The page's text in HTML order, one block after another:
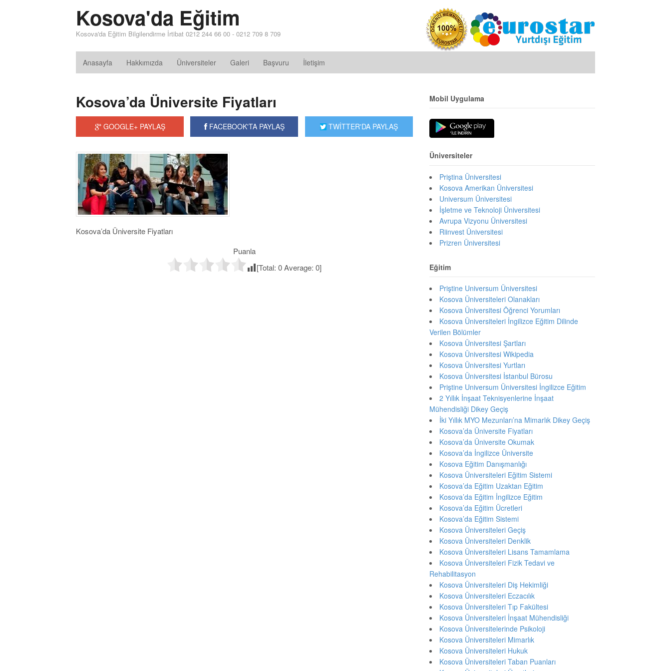
Kosova'da Eğitim
Kosova'da Eğitim Bilgilendirme İrtibat 0212 244 66 00 - 0212 709 8 709
Anasayfa Hakkımızda Üniversiteler Galeri Başvuru İletişim
Kosova’da Üniversite Fiyatları
GOOGLE+ PAYLAŞ FACEBOOK'TA PAYLAŞ TWİTTER'DA PAYLAŞ
Kosova’da Üniversite Fiyatları
Puanla
[Total:0Average:0]
Mobil Uygulama
Üniversiteler
Priştina Üniversitesi
Kosova Amerikan Üniversitesi
Universum Üniversitesi
İşletme ve Teknoloji Üniversitesi
Avrupa Vizyonu Üniversitesi
Riinvest Üniversitesi
Prizren Üniversitesi
Eğitim
Priştine Universum Üniversitesi
Kosova Üniversiteleri Olanakları
Kosova Üniversitesi Öğrenci Yorumları
Kosova Üniversiteleri İngilizce Eğitim Dilinde
Verilen Bölümler
Kosova Üniversitesi Şartları
Kosova Üniversitesi Wikipedia
Kosova Üniversitesi Yurtları
Kosova Üniversitesi İstanbul Bürosu
Priştine Universum Üniversitesi İngilizce Eğitim
2 Yıllık İnşaat Teknisyenlerine İnşaat
Mühendisliği Dikey Geçiş
İki Yıllık MYO Mezunları’na Mimarlık Dikey Geçiş
Kosova’da Üniversite Fiyatları
Kosova’da Üniversite Okumak
Kosova’da İngilizce Üniversite
Kosova Eğitim Danışmanlığı
Kosova Üniversiteleri Eğitim Sistemi
Kosova’da Eğitim Uzaktan Eğitim
Kosova’da Eğitim İngilizce Eğitim
Kosova’da Eğitim Ücretleri
Kosova’da Eğitim Sistemi
Kosova Üniversiteleri Geçiş
Kosova Üniversiteleri Denklik
Kosova Üniversiteleri Lisans Tamamlama
Kosova Üniversiteleri Fizik Tedavi ve
Rehabilitasyon
Kosova Üniversiteleri Diş Hekimliği
Kosova Üniversiteleri Eczacılık
Kosova Üniversiteleri Tıp Fakültesi
Kosova Üniversiteleri İnşaat Mühendisliği
Kosova Üniversitelerinde Psikoloji
Kosova Üniversiteleri Mimarlık
Kosova Üniversiteleri Hukuk
Kosova Üniversiteleri Taban Puanları